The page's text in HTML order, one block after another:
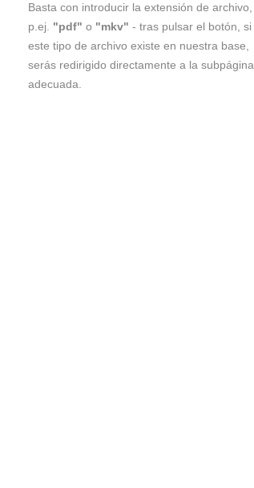
Basta con introducir la extensión de archivo,
p.ej. "pdf" o "mkv" - tras pulsar el botón, si
este tipo de archivo existe en nuestra base,
serás redirigido directamente a la subpágina
adecuada.